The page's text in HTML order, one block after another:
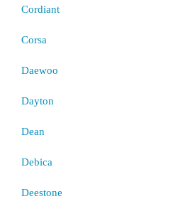
Cordiant
Corsa
Daewoo
Dayton
Dean
Debica
Deestone